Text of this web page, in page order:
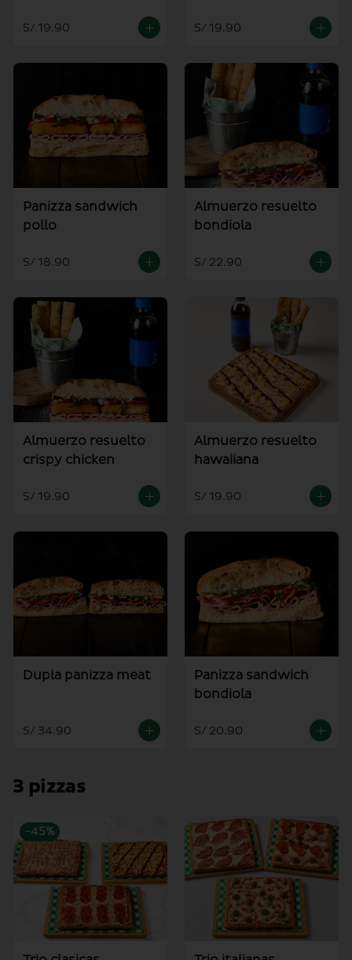
S/ 19.90 S/ 19.90
Panizza sandwich
pollo
S/ 18.90
Almuerzo resuelto
bondiola
S/ 22.90
Almuerzo resuelto
crispy chicken
S/ 19.90
Almuerzo resuelto
hawaiiana
S/ 19.90
Dupla panizza meat
S/ 34.90
Panizza sandwich
bondiola
S/ 20.90
3 pizzas
-45%